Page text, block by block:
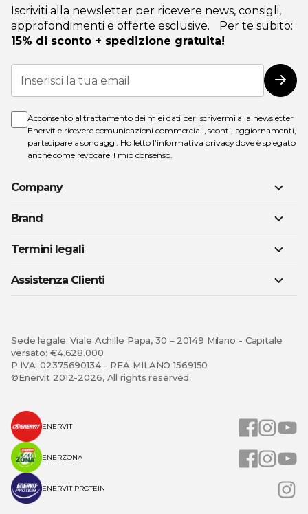
Iscriviti alla newsletter per ricevere news, consigli,
approfondimenti e offerte esclusive. Per te subito:
15% di sconto + spedizione gratuita!
Iscriviti
alla
nostra
Acconsento al trattamento dei miei dati per iscrivermi alla newsletter
Enervit e ricevere comunicazioni commerciali, sconti, aggiornamenti,
partecipare a sondaggi. Ho letto l’informativa privacydove è spiegato
anche come revocare il mio consenso.
Company
Brand
Termini legali
Assistenza Clienti
Sede legale: Viale Achille Papa, 30 – 20149 Milano - Capitale
versato: €4.628.000
P.IVA: 02375690134 - REA MILANO 1569150
©Enervit 2012-2026, All rights reserved.
ENERVIT
ENERZONA
ENERVIT PROTEIN